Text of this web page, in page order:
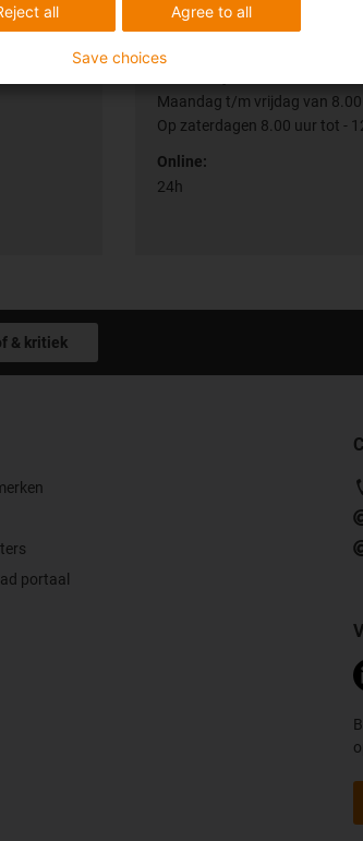
Shipping and
Maandag t/m vrijdag van 8.00
Op zaterdagen 8.00 uur tot -
Online:
24h
& kritiek
portaal
Agree to all
all
Save choices